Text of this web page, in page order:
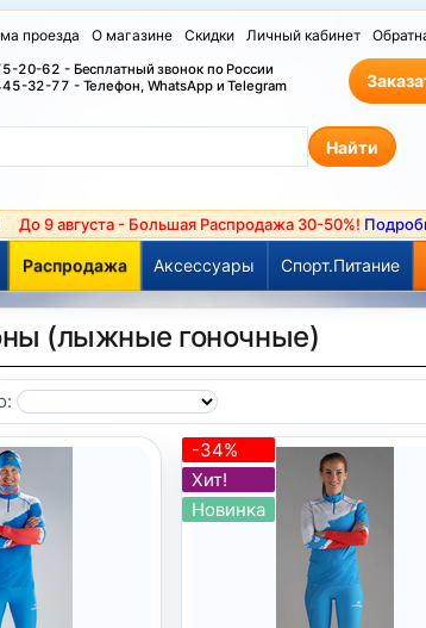
проезда О магазине Скидки Личный кабинет
20-62 - Бесплатный звонок по России
32-77 - Телефон, WhatsApp и Telegram
До 9 августа - Большая Распродажа 30-50%!
Распродажа Аксессуары Спорт.Питание
(лыжные гоночные)
-34%
Хит!
Новинка